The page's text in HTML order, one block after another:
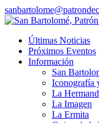
Últimas Noticias
Próximos Eventos
Información
San
Iconografía
La
La Imagen
La Ermita